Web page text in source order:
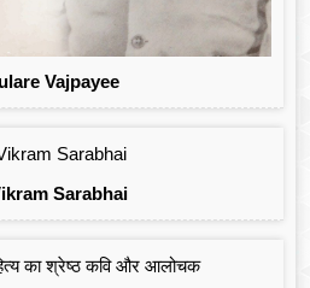
Vajpayee
Vikram Sarabhai